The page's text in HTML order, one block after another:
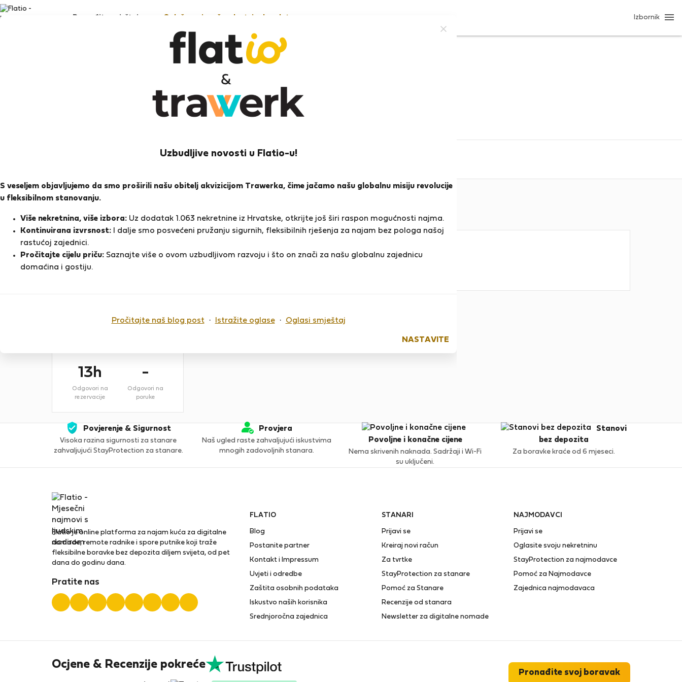
Uzbudljive novosti u Flatio-u!
S veseljem objavljujemo da smo proširili našu obitelj akvizicijom Trawerka, čime jačamo našu globalnu misiju revolucije
u fleksibilnom stanovanju.
Više nekretnina, više izbora: Uz dodatak 1.063 nekretnine iz Hrvatske, otkrijte još širi raspon mogućnosti najma.
Kontinuirana izvrsnost: I dalje smo posvećeni pružanju sigurnih, fleksibilnih rješenja za najam bez pologa našoj
rastućoj zajednici.
Pročitajte cijelu priču: Saznajte više o ovom uzbudljivom razvoju i što on znači za našu globalnu zajednicu
domaćina i gostiju.
Pročitajte naš blog post· Istražite oglase· Oglasi smještaj
NASTAVITE
Pronađite smještaj Oglašavanje vaše nekretnine besplatno Izbornik
AHMAD A.
Ocjena i reference
Zadnji put online
Registracija na Flatio
Prosinac 2025
-
13h
Odgovori na
rezervacije
-
Odgovori na
poruke
Do sada nema ocjena
Povjerenje & Sigurnost
Visoka razina sigurnosti za stanare
zahvaljujući StayProtection za stanare.
Provjera
Naš ugled raste zahvaljujući iskustvima
mnogih zadovoljnih stanara.
Povoljne i konačne cijene
Nema skrivenih naknada. Sadržaji i Wi-Fi
su uključeni.
Stanovi
bez depozita
Za boravke kraće od 6 mjeseci.
Flatio je online platforma za najam kuća za digitalne
nomade, remote radnike i spore putnike koji traže
fleksibilne boravke bez depozita diljem svijeta, od pet
dana do godinu dana.
Pratite nas
FLATIO
Blog
Postanite partner
Kontakt i Impressum
Uvjeti i odredbe
Zaštita osobnih podataka
Iskustvo naših korisnika
Srednjoročna zajednica
STANARI
Prijavi se
Kreiraj novi račun
Za tvrtke
StayProtection za stanare
Pomoć za Stanare
Recenzije od stanara
Newsletter za digitalne nomade
NAJMODAVCI
Prijavi se
Oglasite svoju nekretninu
StayProtection za najmodavce
Pomoć za Najmodavce
Zajednica najmodavaca
Ocjene & Recenzije pokreće
Pronađite svoj boravak